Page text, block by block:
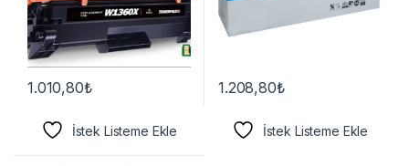
1.010,80₺
İstek Listeme Ekle
1.208,80₺
İstek Listeme Ekle